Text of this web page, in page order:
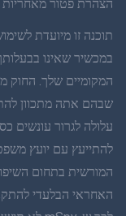
תאית
סינית
דנית
הינדי
הצהרת פטור מאחריות
תוכנה זו מיועדת
במכשיר שאינו
המקומיים שלך. החוק
שבהם אתה מתכוון
עלולה לגרור עונשים
להתייעץ עם יועץ
המורשית בתחום
האחראי הבלעדי